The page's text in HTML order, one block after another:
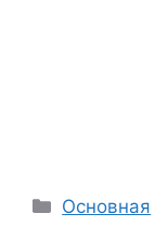
Рубрики
Основная